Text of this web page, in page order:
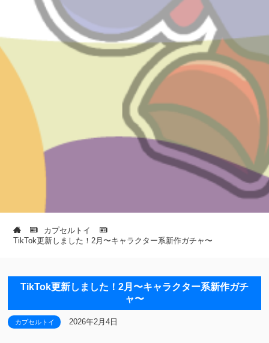
カプセルトイ
TikTok更新しました！2月〜キャラクター系新作ガチャ〜
TikTok更新しました！2月〜キャラクター系新作ガチ
ャ〜
カプセルトイ 2026年2月4日